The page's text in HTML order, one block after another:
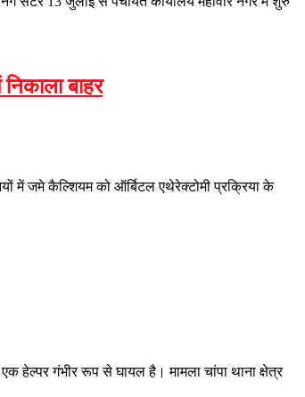
बाहर
में जमे कैल्शियम को ऑर्बिटल एथेरेक्टोमी प्रक्रिया के
हेल्पर गंभीर रूप से घायल है। मामला चांपा थाना क्षेत्र